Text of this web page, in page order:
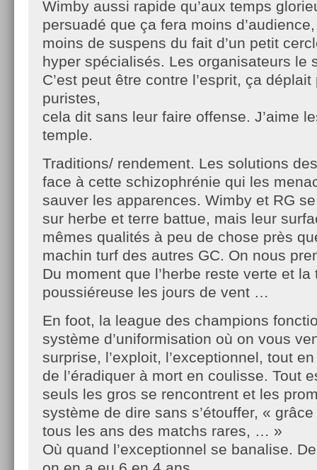
Wimby aussi rapide qu’aux temps
persuadé que ça fera moins
moins de suspens du fait d’un petit
hyper spécialisés. Les organisateurs le
C’est peut être contre l’esprit, ça
puristes,
cela dit sans leur faire offense. J’aime
temple.
Traditions/ rendement. Les solutions
face à cette schizophrénie qui les
sauver les apparences. Wimby et RG
sur herbe et terre battue, mais leur
mêmes qualités à peu de chose près
machin turf des autres GC. On nous
Du moment que l’herbe reste verte et
poussiéreuse les jours de vent …
En foot, la league des champions
système d’uniformisation où on vous
surprise, l’exploit, l’exceptionnel, tout
de l’éradiquer à mort en coulisse. Tout
seuls les gros se rencontrent et les
système de dire sans s’étouffer, «
tous les ans des matchs rares, … »
Où quand l’exceptionnel se banalise.